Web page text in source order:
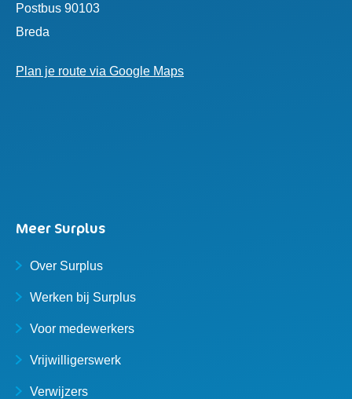
Postbus 90103
Breda
Plan je route via Google Maps
Meer Surplus
Over Surplus
Werken bij Surplus
Voor medewerkers
Vrijwilligerswerk
Verwijzers